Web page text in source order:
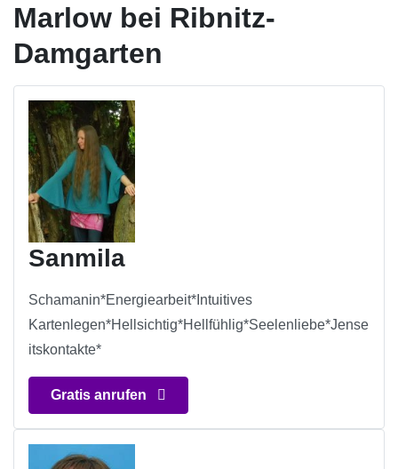
Marlow bei Ribnitz-
Damgarten
Sanmila
Schamanin*Energiearbeit*Intuitives
Kartenlegen*Hellsichtig*Hellfühlig*Seelenliebe*Jense
itskontakte*
Gratis anrufen